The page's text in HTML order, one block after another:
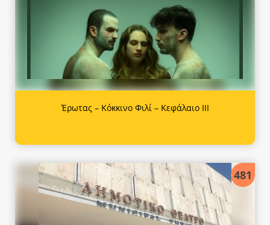
Έρωτας – Κόκκινο Φιλί – Κεφάλαιο ΙΙΙ
481